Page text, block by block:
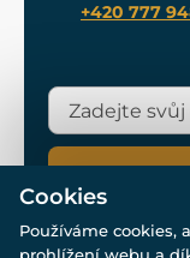
+420 777
Cookies
Používáme cookies,